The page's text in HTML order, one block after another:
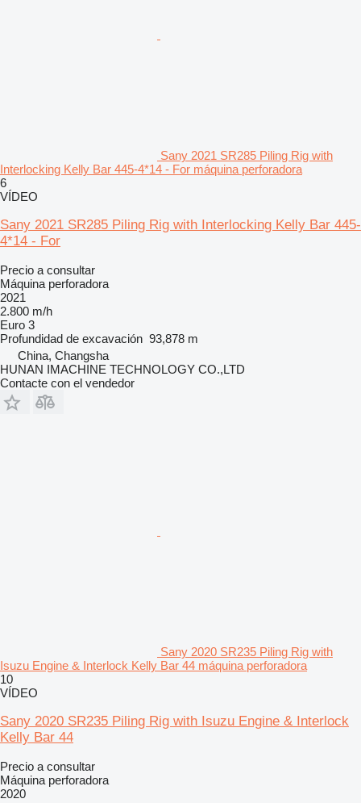
Sany 2021 SR285 Piling Rig with
Interlocking Kelly Bar 445-4*14 - For máquina perforadora
6
VÍDEO
Sany 2021 SR285 Piling Rig with Interlocking Kelly Bar 445-
4*14 - For
Precio a consultar
Máquina perforadora
2021
2.800 m/h
Euro 3
Profundidad de excavación 93,878 m
China, Changsha
HUNAN IMACHINE TECHNOLOGY CO.,LTD
Contacte con el vendedor
Sany 2020 SR235 Piling Rig with
Isuzu Engine & Interlock Kelly Bar 44 máquina perforadora
10
VÍDEO
Sany 2020 SR235 Piling Rig with Isuzu Engine & Interlock
Kelly Bar 44
Precio a consultar
Máquina perforadora
2020